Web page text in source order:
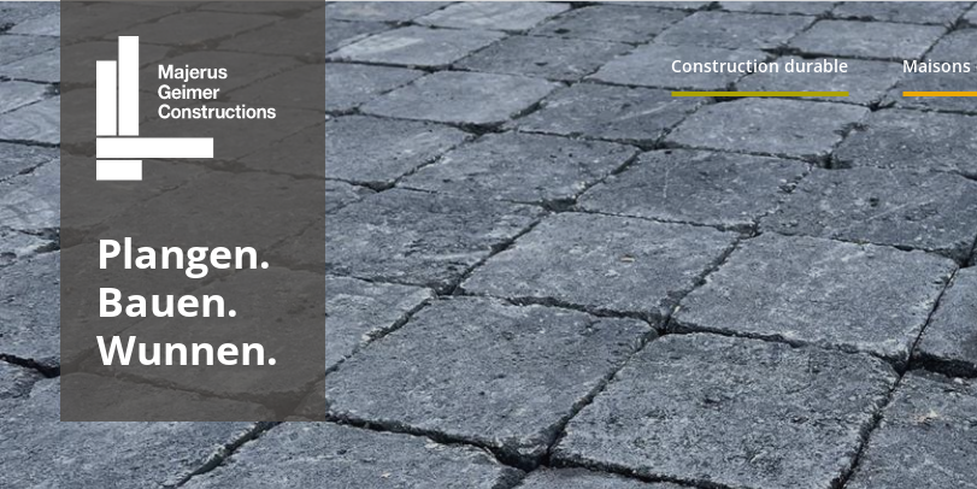
Plangen.
Bauen.
Wunnen.
Construction durable Maisons